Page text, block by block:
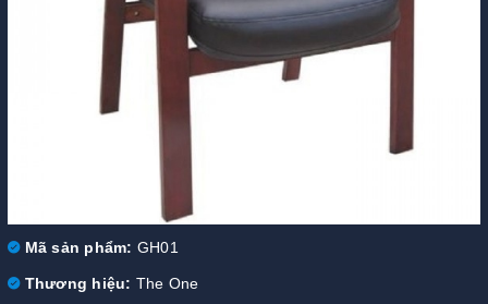
Mã sản phẩm: GH01
Thương hiệu: The One